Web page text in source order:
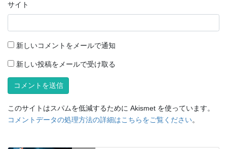
サイト
新しいコメントをメールで通知
新しい投稿をメールで受け取る
このサイトはスパムを低減するために Akismet を使っています。
コメントデータの処理方法の詳細はこちらをご覧ください。